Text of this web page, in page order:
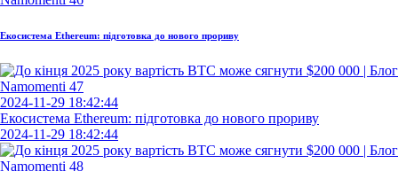
Екосистема Ethereum: підготовка до нового прориву
2024-11-29 18:42:44
Екосистема Ethereum: підготовка до нового прориву
2024-11-29 18:42:44